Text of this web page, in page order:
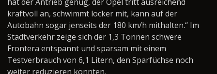
kraftvoll an, schwimmt locker mit, kann auf der
Autobahn sogar jenseits der 180 km/h mithalten.“ Im
Stadtverkehr zeige sich der 1,3 Tonnen schwere
Frontera entspannt und sparsam mit einem
Testverbrauch von 6,1 Litern, den Sparfüchse noch
weiter reduzieren könnten.